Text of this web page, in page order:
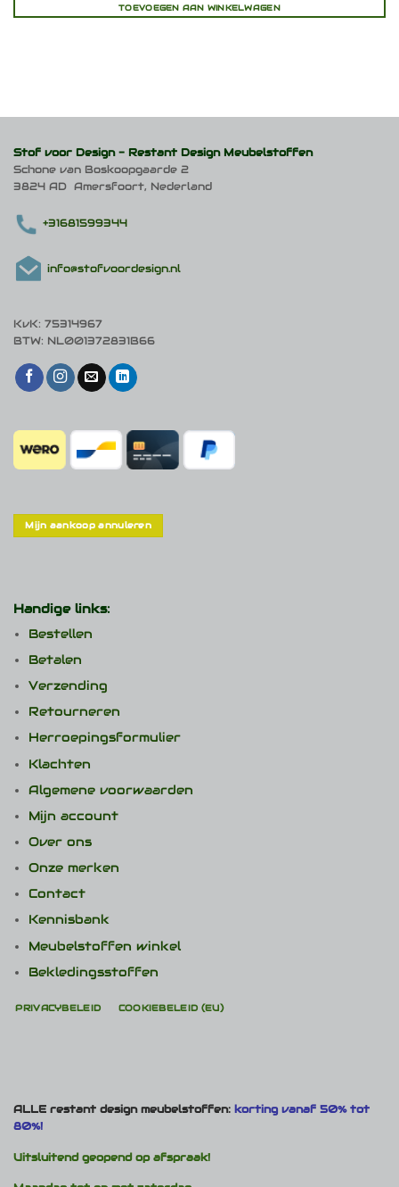
TOEVOEGEN AAN WINKELWAGEN
Stof voor Design - Restant Design Meubelstoffen
Schone van Boskoopgaarde 2
3824 AD Amersfoort, Nederland
+31681599344
info@stofvoordesign.nl
KvK: 75314967
BTW: NL001372831B66
Mijn aankoop annuleren
Handige links:
Bestellen
Betalen
Verzending
Retourneren
Herroepingsformulier
Klachten
Algemene voorwaarden
Mijn account
Over ons
Onze merken
Contact
Kennisbank
Meubelstoffen winkel
Bekledingsstoffen
PRIVACYBELEID COOKIEBELEID (EU)
ALLE restant design meubelstoffen: korting vanaf 50% tot
80%!
Uitsluitend geopend op afspraak!